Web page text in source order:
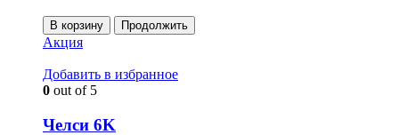
В корзину Продолжить
Акция
Добавить в избранное
0 out of 5
Челси 6K